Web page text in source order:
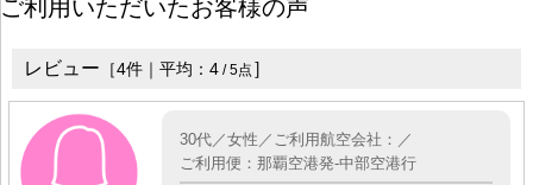
ご利用いただいたお客様の声
レビュー ［4件｜平均： 4 /5点 ］
30代／女性／ご利用航空会社：／
ご利用便：那覇空港発-中部空港行